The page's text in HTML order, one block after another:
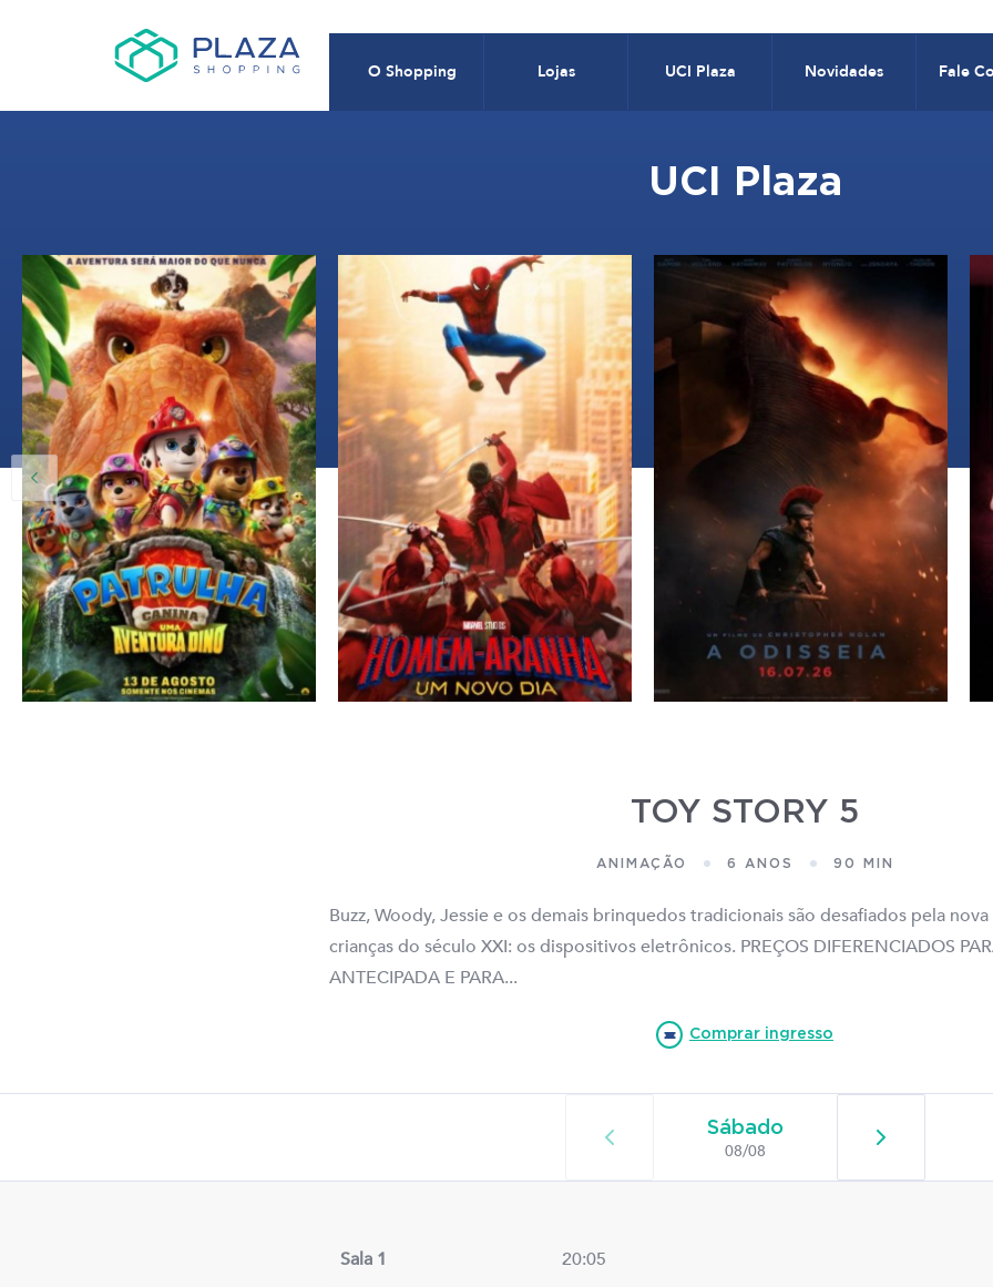
O Shopping Lojas UCI Plaza Novidades Fale
UCI Plaza
12:00, 14:00 12:20, 15:15, 18:10, 21:10 16:35
TOY STORY 5
ANIMAÇÃO 6 ANOS 90 MIN
Buzz, Woody, Jessie e os demais brinquedos tradicionais são desafiados pela
crianças do século XXI: os dispositivos eletrônicos. PREÇOS DIFERENCIADOS
ANTECIPADA E PARA...
Comprar ingresso
Sábado
08/08
Sala 1 20:05